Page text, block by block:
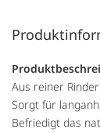
Aus reiner
Sorgt für
Befriedigt das